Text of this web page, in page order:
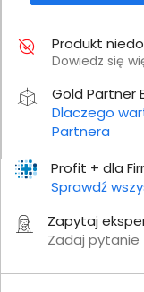
Profit + dla
Sprawdź
Zapytaj
Zadaj pytanie
Produkt
Dowiedz się
Gold Partner
Dlaczego
Partnera